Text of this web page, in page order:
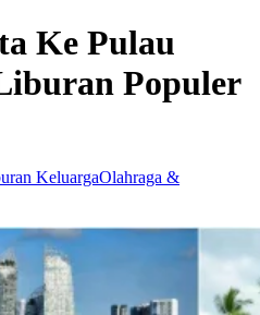
Ke Pulau
Populer
KeluargaOlahraga &